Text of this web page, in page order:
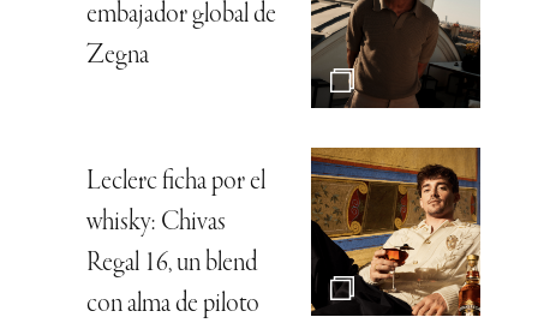
embajador global de
Zegna
Leclerc ficha por el
whisky: Chivas
Regal 16, un blend
con alma de piloto